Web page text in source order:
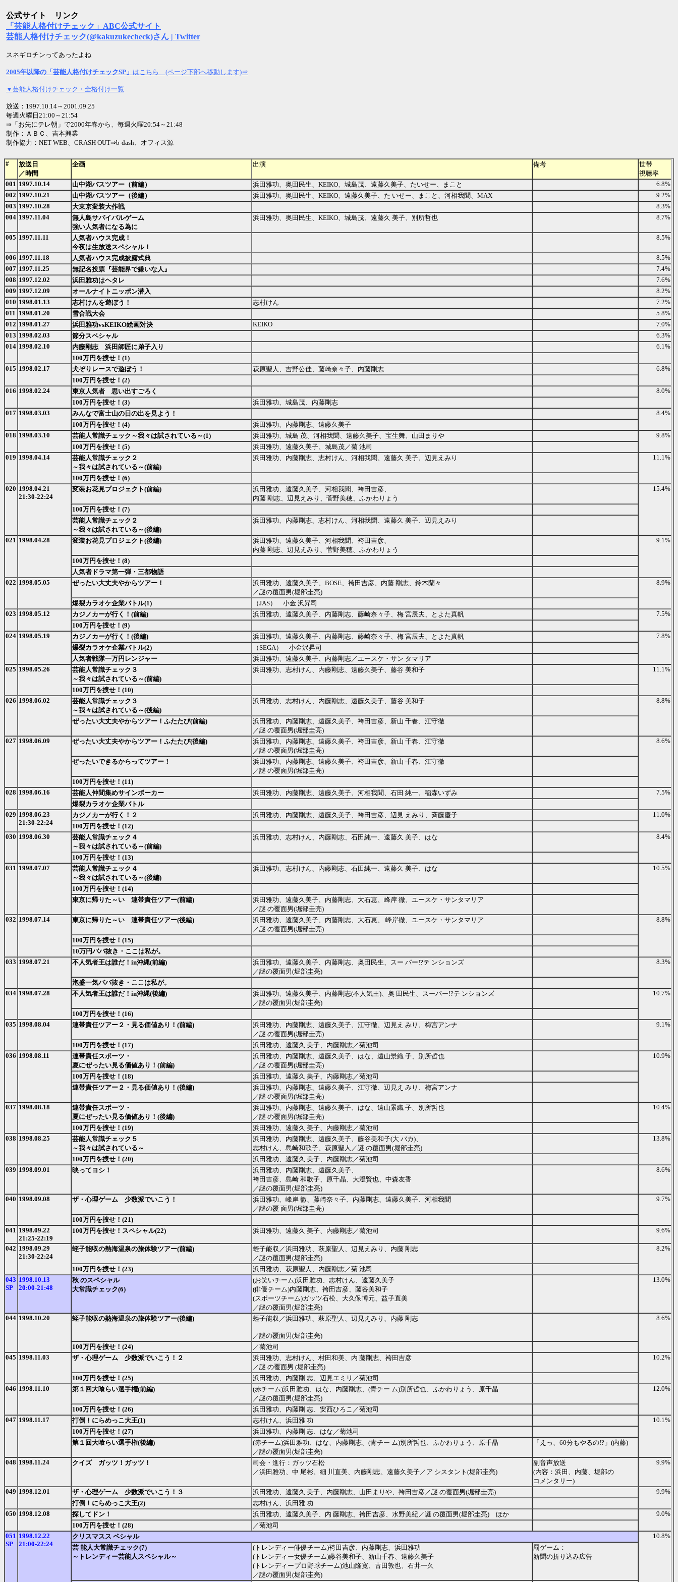
公式サイト リンク
「芸能人格付けチェック」ABC公式サイト
芸能人格付けチェック(@kakuzukecheck)さん | Twitter
スネギロチンってあったよね
2005年以降の「芸能人格付けチェックSP」 はこちら (ページ下部へ移動します)⇒
▼芸能人格付けチェック・全格付け一覧
放送：1997.10.14～2001.09.25
毎週火曜日21:00～21:54
⇒「お先にテレ朝」で2000年春から、毎週火曜20:54～21:48
制作：ＡＢＣ、吉本興業
制作協力：NET WEB、CRASH OUT⇒b-dash、オフィス源
#
放送日
／時間
企画 出演 備考
世帯
視聴率
001 1997.10.14 山中湖バスツアー（前編） 浜田雅功、奥田民生、KEIKO、城島茂、遠藤久美子、たいせー、まこと
6.8%
002 1997.10.21 山中湖バスツアー（後編） 浜田雅功、奥田民生、KEIKO、遠藤久美子、た いせー、まこと、河相我聞、MAX
9.2%
003 1997.10.28 大東京変装大作戦
8.3%
004 1997.11.04
無人島サバイバルゲーム
強い人気者になる為に
浜田雅功、奥田民生、KEIKO、城島茂、遠藤久 美子、別所哲也 8.7%
005 1997.11.11
人気者ハウス完成！
今夜は生放送スペシャル！
8.5%
006 1997.11.18 人気者ハウス完成披露式典
8.5%
007 1997.11.25 無記名投票『芸能界で嫌いな人』
7.4%
008 1997.12.02 浜田雅功はヘタレ
7.6%
009 1997.12.09 オールナイトニッポン潜入
8.2%
010 1998.01.13 志村けんを遊ぼう！ 志村けん
7.2%
011 1998.01.20 雪合戦大会
5.8%
012 1998.01.27 浜田雅功vsKEIKO絵画対決 KEIKO
7.0%
013 1998.02.03 節分スペシャル
6.3%
014 1998.02.10 内藤剛志 浜田師匠に弟子入り
6.1%
100万円を捜せ！(1)
015 1998.02.17 犬ぞりレースで遊ぼう！ 萩原聖人、吉野公佳、藤崎奈々子、内藤剛志
6.8%
100万円を捜せ！(2)
016 1998.02.24 東京人気者 思い出すごろく
8.0%
100万円を捜せ！(3)
浜田雅功、城島茂、内藤剛志
017 1998.03.03 みんなで富士山の日の出を見よう！
8.4%
100万円を捜せ！(4)
浜田雅功、内藤剛志、遠藤久美子
018 1998.03.10 芸能人常識チェック～我々は試されている～(1) 浜田雅功、城島 茂、河相我聞、遠藤久美子、宝生舞、山田まりや
9.8%
100万円を捜せ！(5)
浜田雅功、遠藤久美子、城島茂／菊 池司
019 1998.04.14
芸能人常識チェック２
～我々は試されている～(前編)
浜田雅功、内藤剛志、志村けん、河相我聞、遠藤久 美子、辺見えみり 11.1%
100万円を捜せ！(6)
020 1998.04.21
21:30-22:24
変装お花見プロジェクト(前編)
浜田雅功、遠藤久美子、河相我聞、袴田吉彦、
内藤 剛志、辺見えみり、菅野美穂、ふかわりょう
15.4%
100万円を捜せ！(7)
芸能人常識チェック２
～我々は試されている～(後編)
浜田雅功、内藤剛志、志村けん、河相我聞、遠藤久 美子、辺見えみり
021 1998.04.28 変装お花見プロジェクト(後編)
浜田雅功、遠藤久美子、河相我聞、袴田吉彦、
内藤 剛志、辺見えみり、菅野美穂、ふかわりょう
9.1%
100万円を捜せ！(8)
人気者ドラマ第一弾・三都物語
022 1998.05.05 ぜったい大丈夫やからツアー！
浜田雅功、遠藤久美子、BOSE、袴田吉彦、内藤 剛志、鈴木蘭々
／謎の覆面男(堀部圭亮)
8.9%
爆裂カラオケ企業バトル(1)
（JAS） 小金 沢昇司
023 1998.05.12 カジノカーが行く！(前編) 浜田雅功、遠藤久美子、内藤剛志、藤崎奈々子、梅 宮辰夫、とよた真帆
7.5%
100万円を捜せ！(9)
024 1998.05.19 カジノカーが行く！(後編) 浜田雅功、遠藤久美子、内藤剛志、藤崎奈々子、梅 宮辰夫、とよた真帆
7.8%
爆裂カラオケ企業バトル(2)
（SEGA） 小金沢昇司
人気者戦隊一万円レンジャー
浜田雅功、遠藤久美子、内藤剛志／ユースケ・サン タマリア
025 1998.05.26
芸能人常識チェック３
～我々は試されている～(前編)
浜田雅功、志村けん、内藤剛志、遠藤久美子、藤谷 美和子 11.1%
100万円を捜せ！(10)
026 1998.06.02
芸能人常識チェック３
～我々は試されている～(後編)
浜田雅功、志村けん、内藤剛志、遠藤久美子、藤谷 美和子 8.8%
ぜったい大丈夫やからツアー！ふたたび(前編)
浜田雅功、内藤剛志、遠藤久美子、袴田吉彦、新山 千春、江守徹
／謎 の覆面男(堀部圭亮)
027 1998.06.09 ぜったい大丈夫やからツアー！ふたたび(後編)
浜田雅功、内藤剛志、遠藤久美子、袴田吉彦、新山 千春、江守徹
／謎 の覆面男(堀部圭亮)
8.6%
ぜったいできるからってツアー！
浜田雅功、内藤剛志、遠藤久美子、袴田吉彦、新山 千春、江守徹
／謎 の覆面男(堀部圭亮)
100万円を捜せ！(11)
028 1998.06.16 芸能人仲間集めサインポーカー 浜田雅功、内藤剛志、遠藤久美子、河相我聞、石田 純一、稲森いずみ
7.5%
爆裂カラオケ企業バトル
029 1998.06.23
21:30-22:24
カジノカーが行く！２ 浜田雅功、内藤剛志、遠藤久美子、袴田吉彦、辺見 えみり、斉藤慶子
11.0%
100万円を捜せ！(12)
030 1998.06.30
芸能人常識チェック４
～我々は試されている～(前編)
浜田雅功、志村けん、内藤剛志、石田純一、遠藤久 美子、はな 8.4%
100万円を捜せ！(13)
031 1998.07.07
芸能人常識チェック４
～我々は試されている～(後編)
浜田雅功、志村けん、内藤剛志、石田純一、遠藤久 美子、はな 10.5%
100万円を捜せ！(14)
東京に帰りた～い 連帯責任ツアー(前編)
浜田雅功、遠藤久美子、内藤剛志、大石恵、峰岸 徹、ユースケ・サンタマリア
／謎 の覆面男(堀部圭亮)
032 1998.07.14 東京に帰りた～い 連帯責任ツアー(後編)
浜田雅功、遠藤久美子、内藤剛志、大石恵、 峰岸徹、ユースケ・サンタマリア
／謎 の覆面男(堀部圭亮)
8.8%
100万円を捜せ！(15)
10万円ババ抜き・ここは私が。
033 1998.07.21 不人気者王は誰だ！in沖縄(前編)
浜田雅功、遠藤久美子、内藤剛志、奥田民生、スー パー!?テ ンションズ
／謎の覆面男(堀部圭亮)
8.3%
泡盛一気ババ抜き・ここは私が。
034 1998.07.28 不人気者王は誰だ！in沖縄(後編)
浜田雅功、遠藤久美子、内藤剛志(不人気王)、奥 田民生、スーパー!?テ ンションズ
／謎の覆面男(堀部圭亮)
10.7%
100万円を捜せ！(16)
035 1998.08.04 連帯責任ツアー２・見る価値あり！(前編)
浜田雅功、内藤剛志、遠藤久美子、江守徹、辺見え みり、梅宮アンナ
／謎 の覆面男(堀部圭亮)
9.1%
100万円を捜せ！(17)
浜田雅功、遠藤久 美子、内藤剛志／菊池司
036 1998.08.11
連帯責任スポーツ・
夏にぜったい見る価値あり！(前編)
浜田雅功、内藤剛志、遠藤久美子、はな、遠山景織 子、別所哲也
／謎 の覆面男(堀部圭亮)
10.9%
100万円を捜せ！(18)
浜田雅功、遠藤久 美子、内藤剛志／菊池司
連帯責任ツアー２・見る価値あり！(後編)
浜田雅功、内藤剛志、遠藤久美子、江守徹、辺見え みり、梅宮アンナ
／謎 の覆面男(堀部圭亮)
037 1998.08.18
連帯責任スポーツ・
夏にぜったい見る価値あり！(後編)
浜田雅功、内藤剛志、遠藤久美子、はな、遠山景織 子、別所哲也
／謎 の覆面男(堀部圭亮)
10.4%
100万円を捜せ！(19)
浜田雅功、遠藤久 美子、内藤剛志／菊池司
038 1998.08.25
芸能人常識チェック５
～我々は試されている～
浜田雅功、内藤剛志、遠藤久美子、藤谷美和子(大 バカ)、
志村けん、島崎和歌子、萩原聖人／謎 の覆面男(堀部圭亮)
13.8%
100万円を捜せ！(20)
浜田雅功、遠藤久 美子、内藤剛志／菊池司
039 1998.09.01 映ってヨシ！
浜田雅功、内藤剛志、遠藤久美子、
袴田吉彦、島崎 和歌子、原千晶、大澄賢也、中森友香
／謎の覆面男(堀部圭亮)
8.6%
040 1998.09.08 ザ・心理ゲーム 少数派でいこう！
浜田雅功、峰岸 徹、藤崎奈々子、内藤剛志、遠藤久美子、河相我聞
／謎の覆 面男(堀部圭亮)
9.7%
100万円を捜せ！(21)
041 1998.09.22
21:25-22:19
100万円を捜せ！スペシャル(22) 浜田雅功、遠藤久 美子、内藤剛志／菊池司 9.6%
042 1998.09.29
21:30-22:24
蛭子能収の熱海温泉の旅体験ツアー(前編)
蛭子能収／浜田雅功、萩原聖人、辺見えみり、内藤 剛志
／謎の覆面男(堀部圭亮)
8.2%
100万円を捜せ！(23)
浜田雅功、萩原聖人、内藤剛志／菊 池司
043
SP
1998.10.13
20:00-21:48
秋 のスペシャル
大常識チェック(6)
(お笑いチーム)浜田雅功、志村けん、遠藤久美子
(俳優チーム)内藤剛志、袴田吉彦、藤谷美和子
(スポーツチーム)ガッツ石松、大久保博元、益子直美
／謎の覆面男(堀部圭亮)
13.0%
044 1998.10.20 蛭子能収の熱海温泉の旅体験ツアー(後編) 蛭子能収／浜田雅功、萩原聖人、辺見えみり、内藤 剛志
／謎の覆面男(堀部圭亮)
8.6%
100万円を捜せ！(24)
／菊池司
045 1998.11.03 ザ・心理ゲーム 少数派でいこう！２
浜田雅功、志村けん、村田和美、内 藤剛志、袴田吉彦
／謎 の覆面男 (堀部圭亮)
10.2%
100万円を捜せ！(25)
浜田雅功、内藤剛 志、辺見エミリ／菊池司
046 1998.11.10 第１回大喰らい選手権(前編)
(赤チーム)浜田雅功、はな、内藤剛志、(青チー ム)別所哲也、ふかわりょう、原千晶
／謎の覆面男(堀部圭亮)
12.0%
100万円を捜せ！(26)
浜田雅功、内藤剛 志、安西ひろこ／菊池司
047 1998.11.17 打倒！にらめっこ大王(1) 志村けん、浜田雅 功
10.1%
100万円を捜せ！(27)
浜田雅功、内藤剛 志、はな／菊池司
第１回大喰らい選手権(後編)
(赤チーム)浜田雅功、はな、内藤剛志、(青チー ム)別所哲也、ふかわりょう、原千晶
／謎の覆面男(堀部圭亮)
「えっ、60分もやるの!?」(内藤)
048 1998.11.24 クイズ ガッツ！ガッツ！
司会・進行：ガッツ石松
／浜田雅功、中 尾彬、細 川直美、内藤剛志、遠藤久美子／ア シスタント(堀部圭亮)
副音声放送
(内容：浜田、内藤、堀部の
コメンタリー)
9.9%
049 1998.12.01 ザ・心理ゲーム 少数派でいこう！３ 浜田雅功、遠藤久 美子、内藤剛志、山田まりや、袴田吉彦／謎 の覆面男(堀部圭亮)
9.9%
打倒！にらめっこ大王(2)
志村けん、浜田雅 功
050 1998.12.08 探してドン！ 浜田雅功、遠藤久美子、内 藤剛志、袴田吉彦、水野美紀／謎 の覆面男(堀部圭亮) ほか
9.0%
100万円を捜せ！(28)
／菊池司
051
SP
1998.12.22
21:00-22:24
クリスマスス ペシャル
10.8%
芸 能人大常識チェック(7)
～トレンディー芸能人スペシャル～
(トレンディー俳優チーム)袴田吉彦、内藤剛志、浜田雅功
(トレンディー女優チーム)藤谷美和子、新山千春、遠藤久美子
(トレンディープロ野球チーム)池山隆寛、古田敦也、石井一久
／謎の覆面男(堀部圭亮)
罰ゲーム：
新聞の折り込み広告